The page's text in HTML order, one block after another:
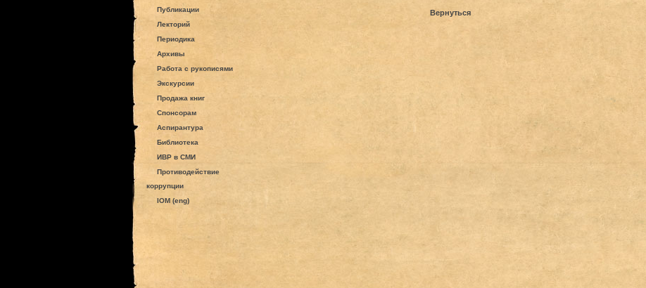
Публикации
Лекторий
Периодика
Архивы
Работа с рукописями
Экскурсии
Продажа книг
Спонсорам
Аспирантура
Библиотека
ИВР в СМИ
Противодействие
коррупции
IOM (eng)
Вернуться